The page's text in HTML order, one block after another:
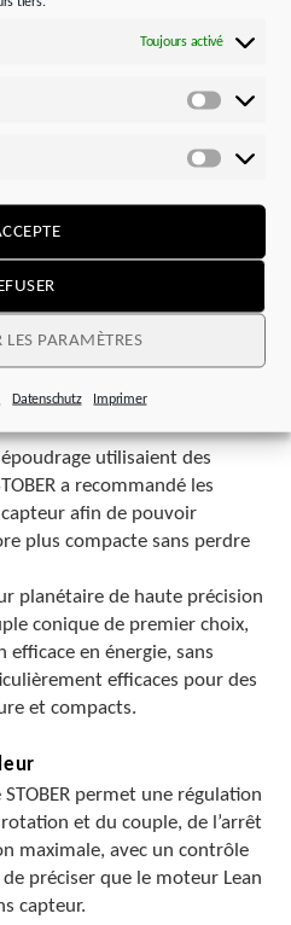
Toujours activé
LES PARAMÈTRES
Datenschutz Imprimer
Les motoréducteurs Lean
des vibrations, comme dans
de Solukon.“
régional pour la
STOBER.
utilisaient des
a recommandé les
afin de pouvoir
plus compacte sans perdre
planétaire de haute précision
conique de premier choix,
en énergie, sans
efficaces pour des
et compacts.
permet une régulation
et du couple, de l’arrêt
maximale, avec un contrôle
préciser que le moteur Lean
capteur.